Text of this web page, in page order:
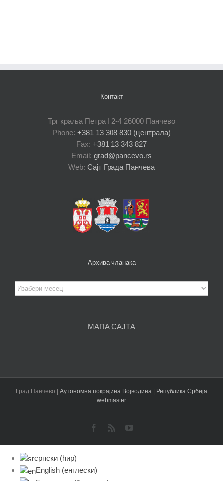
Контакт
Трг краља Петра I 2-4 26000 Панчево
Phone: +381 13 308 830 (централа)
Fax: +381 13 343 827
Email: grad@pancevo.rs
Web: Сајт Града Панчева
Архива чланака
Архива
чланака
МАПА САЈТА
Град Панчево | Аутономна покрајина Војводина | Република Србија
webmaster
Facebook
Rss YouTube
српски (ћир)
English (енглески)